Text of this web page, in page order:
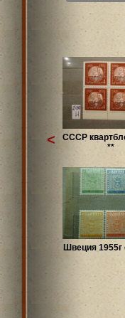
СССР
**
Швеция 1955г
<